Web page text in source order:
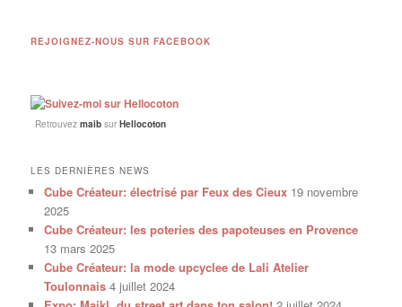
REJOIGNEZ-NOUS SUR FACEBOOK
Retrouvezmaib surHellocoton
LES DERNIÈRES NEWS
Cube Créateur: électrisé par Feux des Cieux 19 novembre
2025
Cube Créateur: les poteries des papoteuses en Provence
13 mars 2025
Cube Créateur: la mode upcyclee de Lali Atelier
Toulonnais 4 juillet 2024